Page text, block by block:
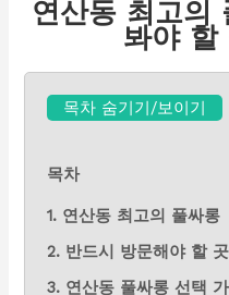
연산동 최고의
봐야 할
목차 숨기기/보이기
목차
1. 연산동 최고의 풀싸롱
2. 반드시 방문해야 할
3. 연산동 풀싸롱 선택